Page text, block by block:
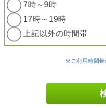
7時～9時
17時～19時
上記以外の時間帯
※ご利用時間